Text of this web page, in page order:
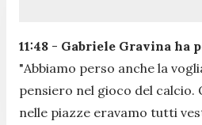
11:48 - Gabriele Gravina ha
"Abbiamo perso anche la
pensiero nel gioco del calcio.
nelle piazze eravamo tutti